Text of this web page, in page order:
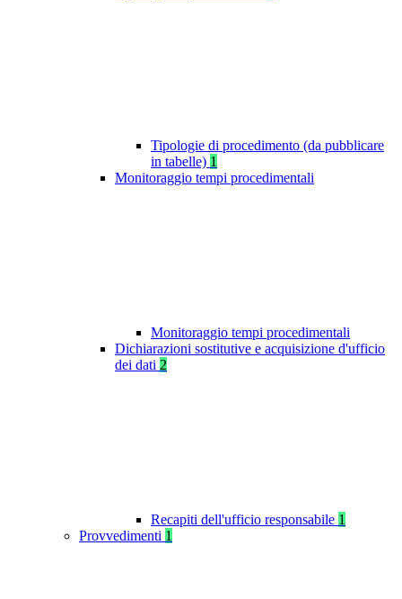
Tipologie di procedimento (da pubblicare
in tabelle) 1
Monitoraggio tempi procedimentali
Monitoraggio tempi procedimentali
Dichiarazioni sostitutive e acquisizione d'ufficio
dei dati 2
Recapiti dell'ufficio responsabile 1
Provvedimenti 1